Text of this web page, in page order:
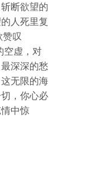
断欲望的
人死里复
赞叹
空虚，对
深深的愁
无限的海
，你心必
中惊